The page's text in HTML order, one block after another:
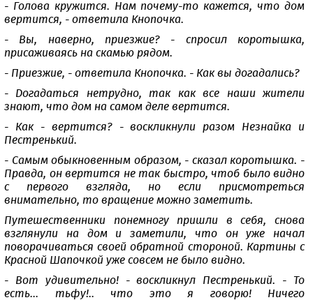
- Голова кружится. Нам почему-то кажется, что дом
вертится, - ответила Кнопочка.
- Вы, наверно, приезжие? - спросил коротышка,
присаживаясь на скамью рядом.
- Приезжие, - ответила Кнопочка. - Как вы догадались?
- Догадаться нетрудно, так как все наши жители
знают, что дом на самом деле вертится.
- Как - вертится? - воскликнули разом Незнайка и
Пестренький.
- Самым обыкновенным образом, - сказал коротышка. -
Правда, он вертится не так быстро, чтоб было видно
с первого взгляда, но если присмотреться
внимательно, то вращение можно заметить.
Путешественники понемногу пришли в себя, снова
взглянули на дом и заметили, что он уже начал
поворачиваться своей обратной стороной. Картины с
Красной Шапочкой уже совсем не было видно.
- Вот удивительно! - воскликнул Пестренький. - То
есть... тьфу!.. что это я говорю! Ничего